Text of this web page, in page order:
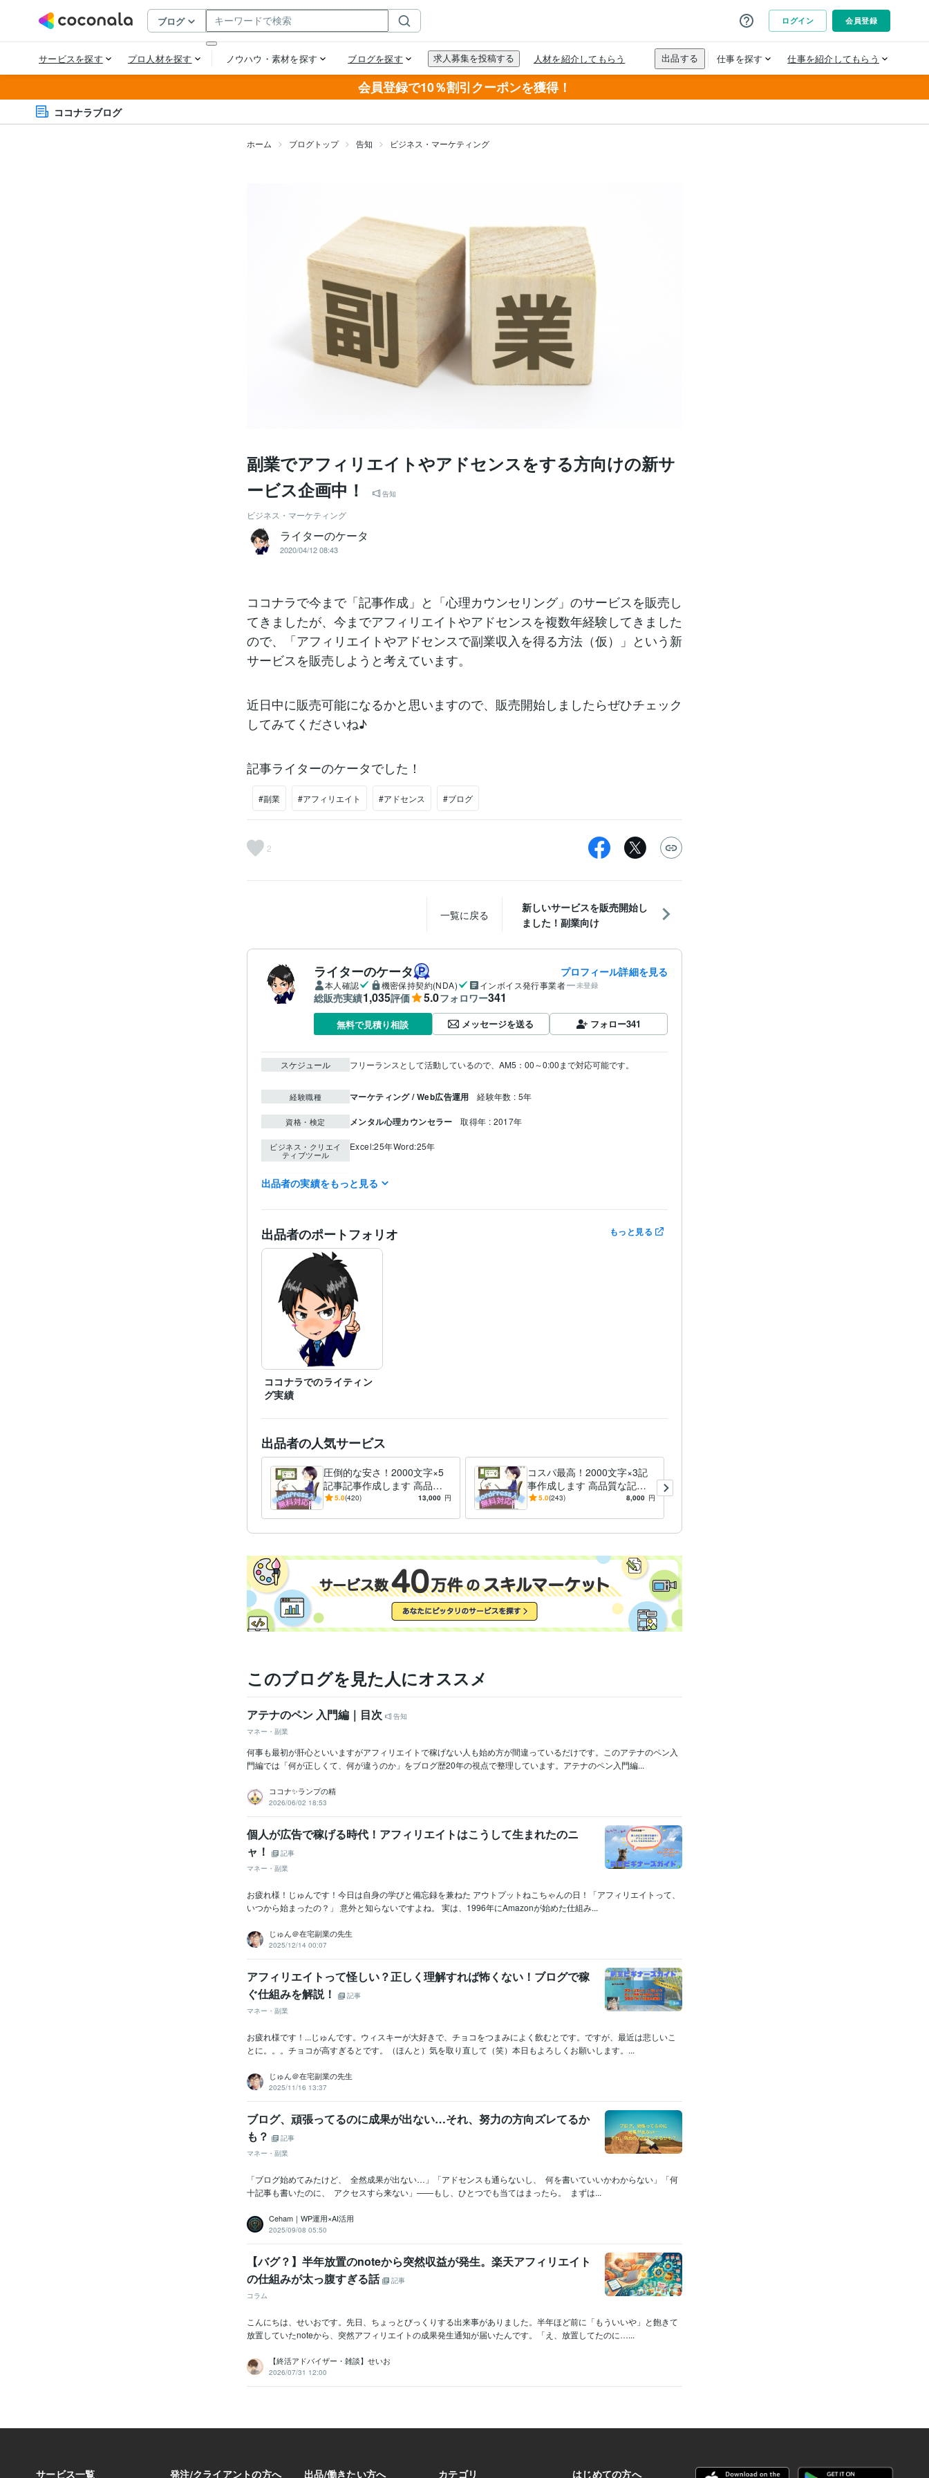
会員登録で10％割引クーポンを獲得！
ココナラブログ
ホーム ブログトップ 告知 ビジネス・マーケティング
副業でアフィリエイトやアドセンスをする方向けの新サ
ービス企画中！
告知
ビジネス・マーケティング
ライターのケータ
2020/04/12 08:43
ココナラで今まで「記事作成」と「心理カウンセリング」のサービスを販売し
てきましたが、今までアフィリエイトやアドセンスを複数年経験してきました
ので、「アフィリエイトやアドセンスで副業収入を得る方法（仮）」という新
サービスを販売しようと考えています。
近日中に販売可能になるかと思いますので、販売開始しましたらぜひチェック
してみてくださいね♪
記事ライターのケータでした！
#副業 #アフィリエイト #アドセンス #ブログ
2
一覧に戻る
新しいサービスを販売開始し
ました！副業向け
ライターのケータ プロフィール詳細を見る
本人確認 機密保持契約(NDA) インボイス発行事業者 未登録
総販売実績1,035評価 5.0フォロワー341
無料で見積り相談 メッセージを送る フォロー341
スケジュール フリーランスとして活動しているので、AM5：00～0:00まで対応可能です。
経験職種 マーケティング / Web広告運用 経験年数 : 5年
資格・検定 メンタル心理カウンセラー 取得年 : 2017年
ビジネス・クリエイ
ティブツール
Excel:25年Word:25年
得意分野 ライティング・翻訳
出品者の実績をもっと見る
出品者のポートフォリオ もっと見る
ココナラでのライティン
グ実績
出品者の人気サービス
圧倒的な安さ！2000文字×5
記事記事作成します 高品質
な記事を作成します！WordP
5.0(420) 13,000 円
コスパ最高！2000文字×3記
事作成します 高品質な記事
を作成します！ワードプレス
5.0(243) 8,000 円
このブログを見た人にオススメ
アテナのペン 入門編｜目次
告知
マネー・副業
何事も最初が肝心といいますがアフィリエイトで稼げない人も始め方が間違っているだけです。このアテナのペン入
門編では「何が正しくて、何が違うのか」をブログ歴20年の視点で整理しています。アテナのペン入門編...
ココナ✨ランプの精
2026/06/02 18:53
個人が広告で稼げる時代！アフィリエイトはこうして生まれたのニ
ャ！
記事
マネー・副業
お疲れ様！じゅんです！今日は自身の学びと備忘録を兼ねた アウトプットねこちゃんの日！「アフィリエイトって、
いつから始まったの？」 意外と知らないですよね。 実は、1996年にAmazonが始めた仕組み...
じゅん＠在宅副業の先生
2025/12/14 00:07
アフィリエイトって怪しい？正しく理解すれば怖くない！ブログで稼
ぐ仕組みを解説！
記事
マネー・副業
お疲れ様です！...じゅんです。ウィスキーが大好きで、チョコをつまみによく飲むとです。ですが、最近は悲しいこ
とに。。。チョコが高すぎるとです。（ほんと）気を取り直して（笑）本日もよろしくお願いします。...
じゅん＠在宅副業の先生
2025/11/16 13:37
ブログ、頑張ってるのに成果が出ない…それ、努力の方向ズレてるか
も？
記事
マネー・副業
「ブログ始めてみたけど、 全然成果が出ない…」「アドセンスも通らないし、 何を書いていいかわからない」「何
十記事も書いたのに、 アクセスすら来ない」——もし、ひとつでも当てはまったら。 まずは...
Ceham｜WP運用×AI活用
2025/09/08 05:50
【バグ？】半年放置のnoteから突然収益が発生。楽天アフィリエイト
の仕組みが太っ腹すぎる話
記事
コラム
こんにちは、せいおです。先日、ちょっとびっくりする出来事がありました。半年ほど前に「もういいや」と飽きて
放置していたnoteから、突然アフィリエイトの成果発生通知が届いたんです。「え、放置してたのに…...
【終活アドバイザー・雑談】せいお
2026/07/31 12:00